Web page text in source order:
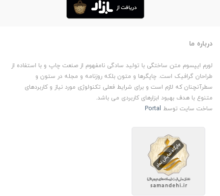
درباره ما
لورم ایپسوم متن ساختگی با تولید سادگی نامفهوم از صنعت چاپ و با استفاده از
طراحان گرافیک است. چاپگرها و متون بلکه روزنامه و مجله در ستون و
سطرآنچنان که لازم است و برای شرایط فعلی تکنولوژی مورد نیاز و کاربردهای
متنوع با هدف بهبود ابزارهای کاربردی می باشد.
ساخت سایت توسط Portal